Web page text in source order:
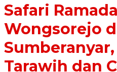
Safari
Wongsorejo
Tarawih dan